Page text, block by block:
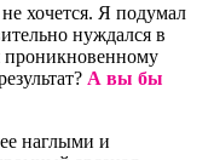
хочется. Я подумал
нуждался в
проникновенному
А вы бы
наглыми и